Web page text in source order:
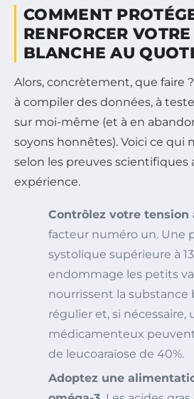
COMMENT
RENFORCER
BLANCHE AU
Alors, concrètement, que faire ?
à compiler des données, à
sur moi-même (et à en
soyons honnêtes). Voici ce qui
selon les preuves scientifiques
expérience.
Contrôlez votre tension
facteur numéro un. Une
systolique supérieure à
endommage les petits
nourrissent la substance
régulier et, si
médicamenteux
de leucoaraïose de 40%.
Adoptez une